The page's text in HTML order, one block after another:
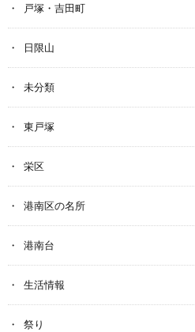
戸塚・吉田町
日限山
未分類
東戸塚
栄区
港南区の名所
港南台
生活情報
祭り